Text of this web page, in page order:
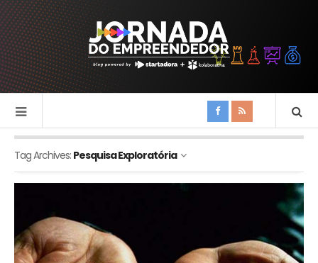
Tag Archives: Pesquisa Exploratória